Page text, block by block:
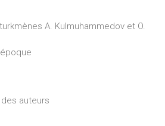
A. Kulmuhammedov et O.
auteurs